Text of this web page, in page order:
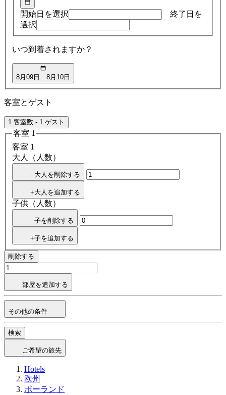
検
索
開始日を選択
終了日を
選択
いつ到着されますか？
8月09日 8月10日
客室とゲスト
1 客室数 - 1 ゲスト
客室 1
客室 1
大人（人数）
- 大人を削除する
+大人を追加する
子供（人数）
- 子を削除する
+子を追加する
削除する
部屋を追加する
その他の条件
検索
ご希望の旅先
Hotels
欧州
ポーランド